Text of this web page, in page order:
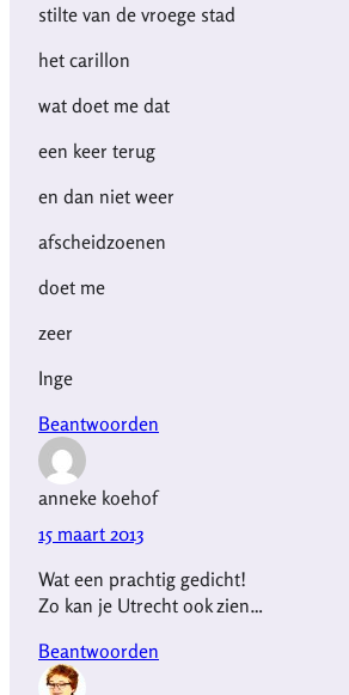
stilte van de vroege stad
het carillon
wat doet me dat
een keer terug
en dan niet weer
afscheidzoenen
doet me
zeer
Inge
Beantwoorden
anneke koehof
15 maart 2013
Wat een prachtig gedicht!
Zo kan je Utrecht ook zien…
Beantwoorden